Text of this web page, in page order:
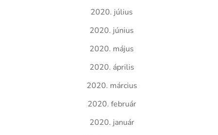
2020. július
2020. június
2020. május
2020. április
2020. március
2020. február
2020. január